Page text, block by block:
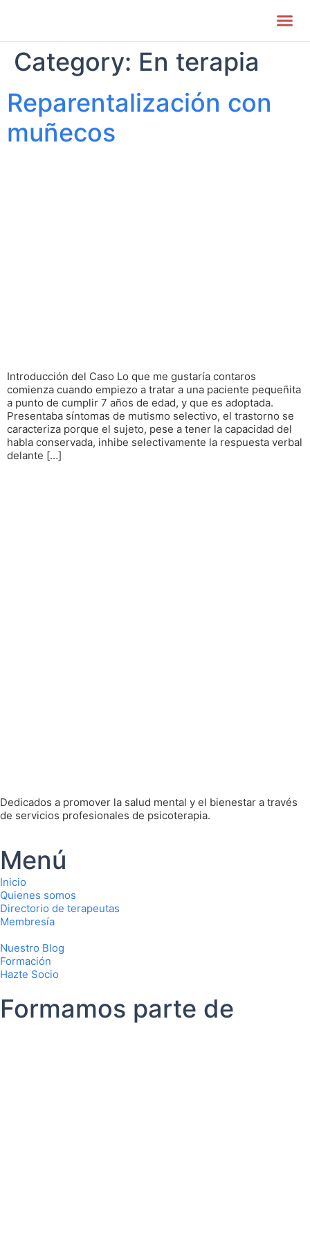
Category: En terapia
Reparentalización con
muñecos
Introducción del Caso Lo que me gustaría contaros
comienza cuando empiezo a tratar a una paciente pequeñita
a punto de cumplir 7 años de edad, y que es adoptada.
Presentaba síntomas de mutismo selectivo, el trastorno se
caracteriza porque el sujeto, pese a tener la capacidad del
habla conservada, inhibe selectivamente la respuesta verbal
delante […]
Dedicados a promover la salud mental y el bienestar a través
de servicios profesionales de psicoterapia.
Menú
Inicio
Quienes somos
Directorio de terapeutas
Membresía
Nuestro Blog
Formación
Hazte Socio
Formamos parte de